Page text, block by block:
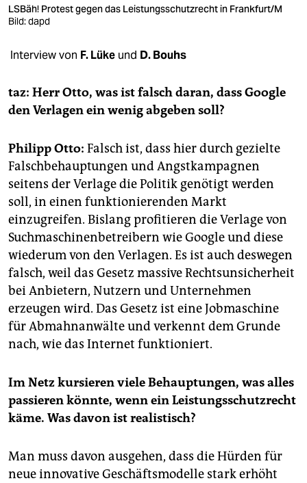
veranstaltungen
fragen & hilfe
unterstützen
abo
genossenschaft
epaper login
LSBäh! Protest gegen das Leistungsschutzrecht in Frankfurt/M
Bild: dapd
Interview von F. Lüke und D. Bouhs
taz: Herr Otto, was ist falsch daran, dass Google
den Verlagen ein wenig abgeben soll?
Philipp Otto: Falsch ist, dass hier durch gezielte
Falschbehauptungen und Angstkampagnen
seitens der Verlage die Politik genötigt werden
soll, in einen funktionierenden Markt
einzugreifen. Bislang profitieren die Verlage von
Suchmaschinenbetreibern wie Google und diese
wiederum von den Verlagen. Es ist auch deswegen
falsch, weil das Gesetz massive Rechtsunsicherheit
bei Anbietern, Nutzern und Unternehmen
erzeugen wird. Das Gesetz ist eine Jobmaschine
für Abmahnanwälte und verkennt dem Grunde
nach, wie das Internet funktioniert.
Im Netz kursieren viele Behauptungen, was alles
passieren könnte, wenn ein Leistungsschutzrecht
käme. Was davon ist realistisch?
Man muss davon ausgehen, dass die Hürden für
neue innovative Geschäftsmodelle stark erhöht